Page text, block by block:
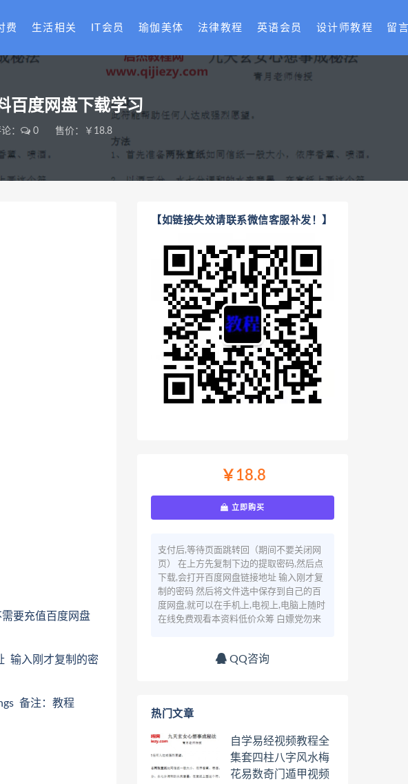
费 生活相关 IT会员 瑜伽美体 法律教程 英语会员 设计师教程 留
百度网盘下载学习
： 0 售价：￥18.8
要充值百度网盘
输入刚才复制的密
备注：教程
【如链接失效请联系微信客服补发！】
￥18.8
立即购买
支付后,等待页面跳转回（期间不要关闭网
页） 在上方先复制下边的提取密码,然后点
下载,会打开百度网盘链接地址 输入刚才复
制的密码 然后将文件选中保存到自己的百
度网盘,就可以在手机上,电视上,电脑上随时
在线免费观看本资料低价众筹 白嫖党勿来
QQ咨询
热门文章
自学易经视频教程全
集套四柱八字风水梅
花易数奇门遁甲视频